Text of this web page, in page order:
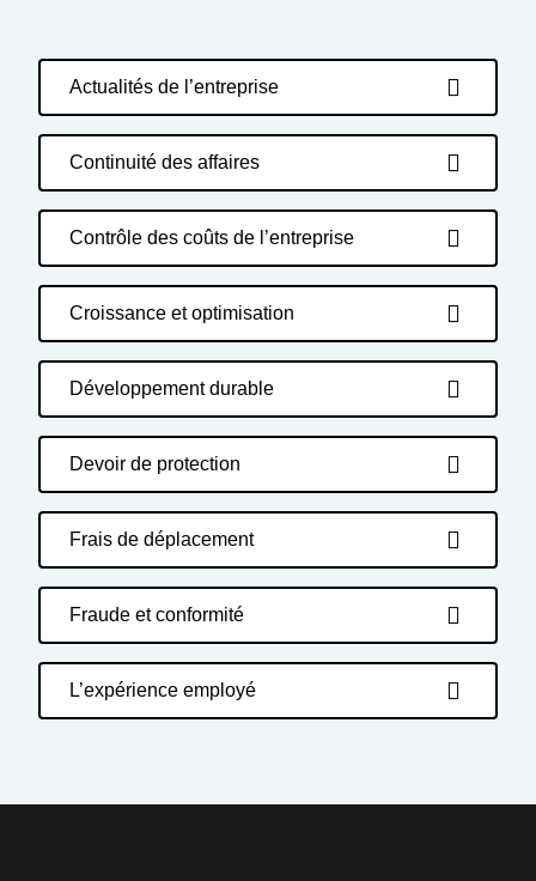
Actualités de l’entreprise
Continuité des affaires
Contrôle des coûts de l’entreprise
Croissance et optimisation
Développement durable
Devoir de protection
Frais de déplacement
Fraude et conformité
L’expérience employé